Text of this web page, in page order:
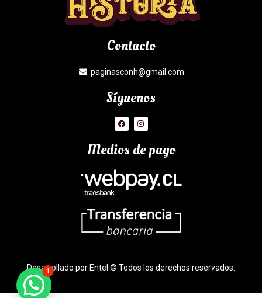
Contacto
paginasconh@gmail.com
Síguenos
Medios de pago
Desarrollado por Entel © Todos los derechos reservados.
1